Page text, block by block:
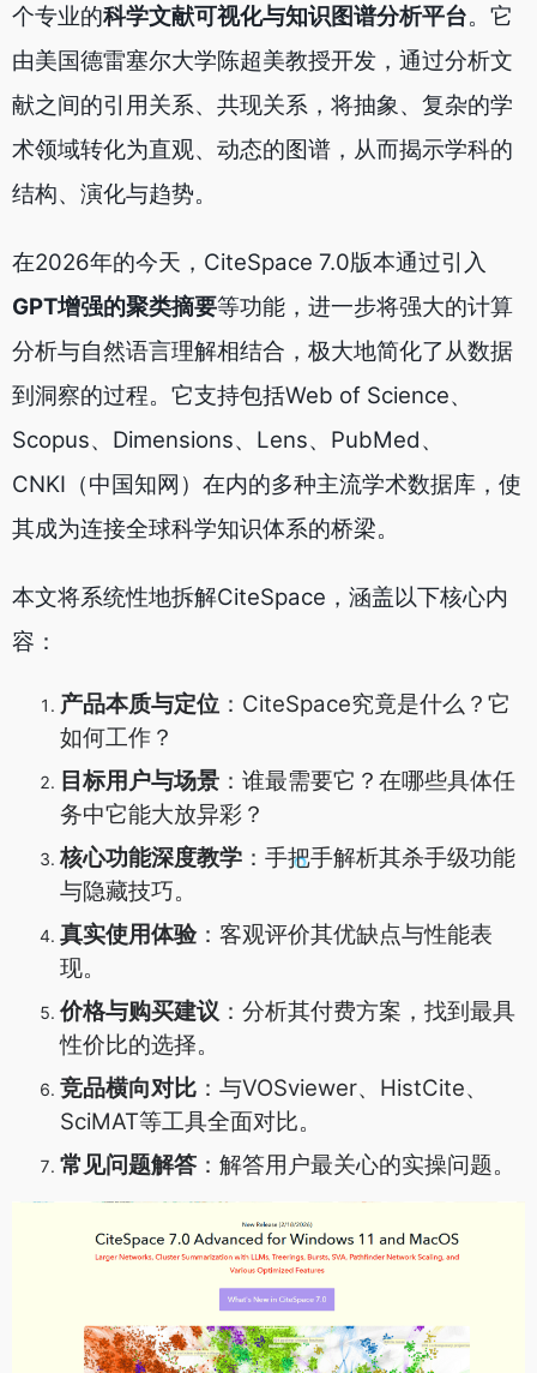
个专业的科学文献可视化与知识图谱分析平台。它
由美国德雷塞尔大学陈超美教授开发，通过分析文
献之间的引用关系、共现关系，将抽象、复杂的学
术领域转化为直观、动态的图谱，从而揭示学科的
结构、演化与趋势。
在2026年的今天，CiteSpace 7.0版本通过引入
GPT增强的聚类摘要等功能，进一步将强大的计算
分析与自然语言理解相结合，极大地简化了从数据
到洞察的过程。它支持包括Web of Science、
Scopus、Dimensions、Lens、PubMed、
CNKI（中国知网）在内的多种主流学术数据库，使
其成为连接全球科学知识体系的桥梁。
本文将系统性地拆解CiteSpace，涵盖以下核心内
容：
产品本质与定位 ：CiteSpace究竟是什么？它
如何工作？
目标用户与场景 ：谁最需要它？在哪些具体任
务中它能大放异彩？
核心功能深度教学 ：手把手解析其杀手级功能
与隐藏技巧。
真实使用体验：客观评价其优缺点与性能表
现。
价格与购买建议 ：分析其付费方案，找到最具
性价比的选择。
竞品横向对比 ：与VOSviewer、HistCite、
SciMAT等工具全面对比。
常见问题解答 ：解答用户最关心的实操问题。